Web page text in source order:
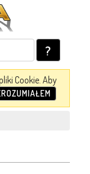
?
Cookie. Aby